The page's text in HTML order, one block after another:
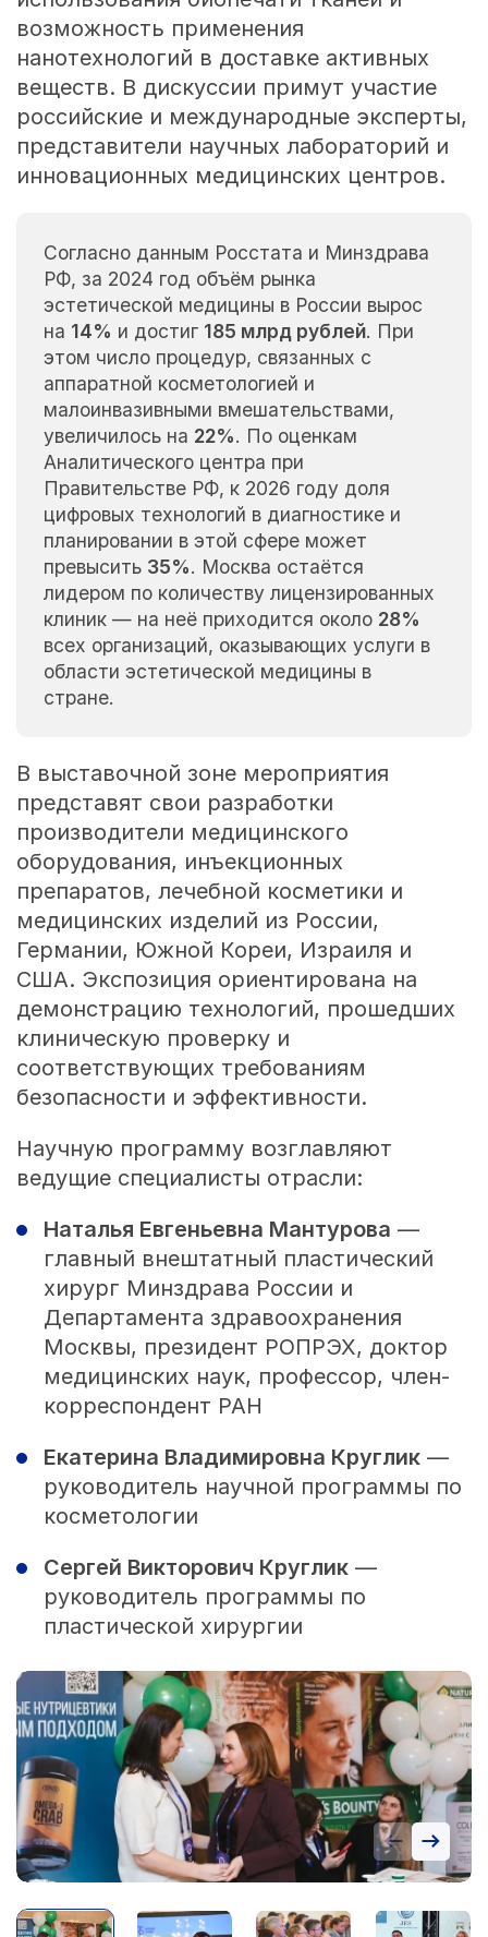
возможность применения
нанотехнологий в доставке активных
веществ. В дискуссии примут участие
российские и международные эксперты,
представители научных лабораторий и
инновационных медицинских центров.
Согласно данным Росстата и Минздрава
РФ, за 2024 год объём рынка
эстетической медицины в России вырос
на 14% и достиг 185 млрд рублей. При
этом число процедур, связанных с
аппаратной косметологией и
малоинвазивными вмешательствами,
увеличилось на 22%. По оценкам
Аналитического центра при
Правительстве РФ, к 2026 году доля
цифровых технологий в диагностике и
планировании в этой сфере может
превысить 35%. Москва остаётся
лидером по количеству лицензированных
клиник — на неё приходится около 28%
всех организаций, оказывающих услуги в
области эстетической медицины в
стране.
В выставочной зоне мероприятия
представят свои разработки
производители медицинского
оборудования, инъекционных
препаратов, лечебной косметики и
медицинских изделий из России,
Германии, Южной Кореи, Израиля и
США. Экспозиция ориентирована на
демонстрацию технологий, прошедших
клиническую проверку и
соответствующих требованиям
безопасности и эффективности.
Научную программу возглавляют
ведущие специалисты отрасли:
Наталья Евгеньевна Мантурова —
главный внештатный пластический
хирург Минздрава России и
Департамента здравоохранения
Москвы, президент РОПРЭХ, доктор
медицинских наук, профессор, член-
корреспондент РАН
Екатерина Владимировна Круглик—
руководитель научной программы по
косметологии
Сергей Викторович Круглик—
руководитель программы по
пластической хирургии